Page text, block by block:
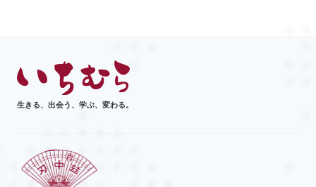
生きる、出会う、学ぶ、変わる。